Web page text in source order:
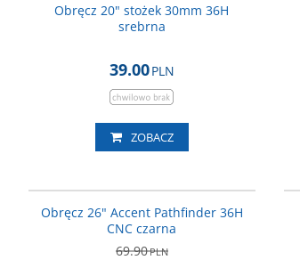
Obręcz 20" stożek 30mm 36H
srebrna
39.00PLN
ZOBACZ
Obręcz 26" Accent Pathfinder 36H
CNC czarna
69.90PLN